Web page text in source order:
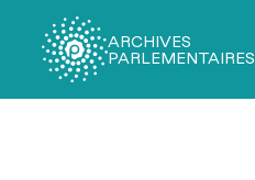
ARCHIVES
PARLEMENTAIRES